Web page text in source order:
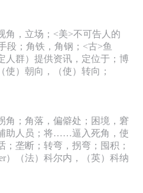
角，立场；<美>不可告人的
段；角铁，角钢；<古>鱼
人群）提供资讯，定位于；博
）朝向，（使）转向；
角；角落，偏僻处；困境，窘
助人员；将……逼入死角，使
；垄断；转弯，拐弯；囤积；
）（法）科尔内，（英）科纳